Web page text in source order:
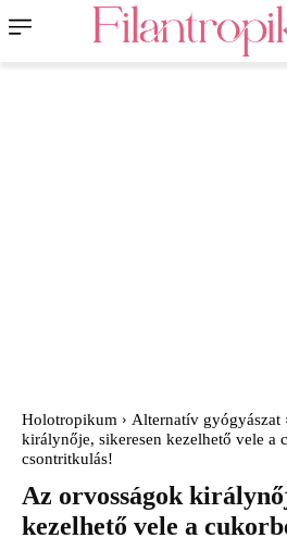
Holotropikum Alternatív gyógyászat
királynője, sikeresen kezelhető vele a
csontritkulás!
Az orvosságok
kezelhető vele a